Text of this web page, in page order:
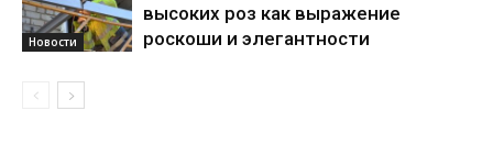
Новости
высоких роз как выражение
роскоши и элегантности